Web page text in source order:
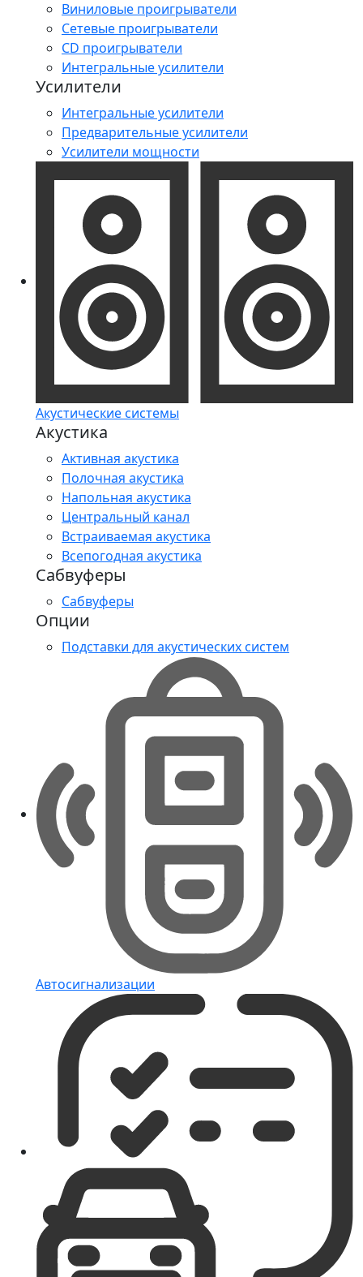
Виниловые проигрыватели
Сетевые проигрыватели
CD проигрыватели
Интегральные усилители
Усилители
Интегральные усилители
Предварительные усилители
Усилители мощности
Акустические системы
Акустика
Активная акустика
Полочная акустика
Напольная акустика
Центральный канал
Встраиваемая акустика
Всепогодная акустика
Сабвуферы
Сабвуферы
Опции
Подставки для акустических систем
Автосигнализации